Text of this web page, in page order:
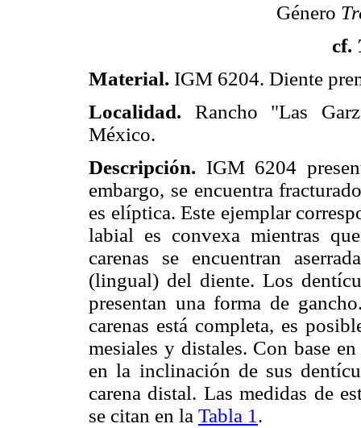
Género
cf.
Material. IGM 6204. Diente
Localidad. Rancho "Las
México.
Descripción. IGM 6204
embargo, se encuentra
es elíptica. Este ejemplar
labial es convexa mientras
carenas se encuentran
(lingual) del diente. Los
presentan una forma de
carenas está completa, es
mesiales y distales. Con base
en la inclinación de sus
carena distal. Las medidas de
se citan en la Tabla 1.